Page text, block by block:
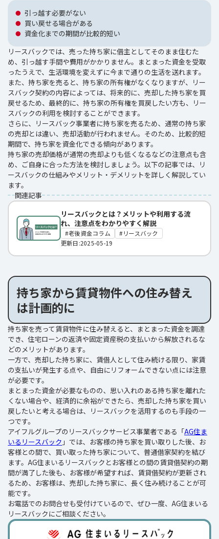
引っ越す必要がない
買い戻せる場合がある
資金化までの期間が比較的短い
リースバックでは、売った持ち家に借主としてそのまま住むた
め、引っ越す手間や費用がかかりません。まとまった資金を受取
ったうえで、生活環境を変えずに今まで通りの生活を送れます。
また、持ち家を売ると、持ち家の所有権がなくなりますが、リー
スバック契約の内容によっては、将来的に、売却した持ち家を買
戻せるため、最終的に、持ち家の所有権を買戻したい方も、リー
スバックの利用を検討することができます。
さらに、リースバック事業者に持ち家を売るため、通常の持ち家
の売却とは違い、売却活動が行われません。そのため、比較的短
期間で、持ち家を資金化できる傾向があります。
持ち家の売却価格が通常の売却よりも低くなるなどの注意点も含
め、ご自身に合った方法を検討しましょう。以下の記事では、リ
ースバックの仕組みやメリット・デメリットを詳しく解説してい
ます。
関連記事
リースバックとは？メリットや利用する流
れ、注意点をわかりやすく解説
老後資金コラム
リースバック
更新日:2025-05-19
持ち家から賃貸物件への住み替え
は計画的に
持ち家を売って賃貸物件に住み替えると、まとまった資金を調達
でき、住宅ローンの返済や固定資産税の支払いから解放されるな
どのメリットがあります。
一方で、売却した持ち家に、賃借人として住み続ける限り、家賃
の支払いが発生する点や、自由にリフォームできない点には注意
が必要です。
まとまった資金が必要なものの、思い入れのある持ち家を離れた
くない場合や、経済的に余裕ができたら、売却した持ち家を買い
戻したいと考える場合は、リースバックを活用するのも手段の一
つです。
アイフルグループのリースバックサービス事業者である「AG住ま
いるリースバック 」では、お客様の持ち家を買い取りした後、お
客様との間で、買い取った持ち家について、普通借家契約を結び
ます。AG住まいるリースバックとお客様との間の賃貸借契約の期
間が満了した後も、お客様が希望すれば、賃貸借契約が更新され
るため、お客様は、売却した持ち家に、長く住み続けることが可
能です。
お電話でのお問合せも受付けているので、ぜひ一度、AG住まいる
リースバックにご相談ください。